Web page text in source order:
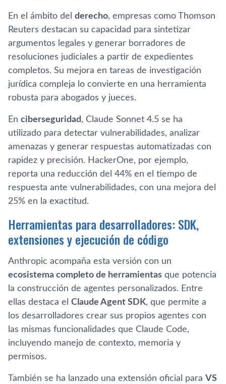
En el ámbito del derecho, empresas como Thomson
Reuters destacan su capacidad para sintetizar
argumentos legales y generar borradores de
resoluciones judiciales a partir de expedientes
completos. Su mejora en tareas de investigación
jurídica compleja lo convierte en una herramienta
robusta para abogados y jueces.
En ciberseguridad, Claude Sonnet 4.5 se ha
utilizado para detectar vulnerabilidades, analizar
amenazas y generar respuestas automatizadas con
rapidez y precisión. HackerOne, por ejemplo,
reporta una reducción del 44% en el tiempo de
respuesta ante vulnerabilidades, con una mejora del
25% en la exactitud.
Herramientas para desarrolladores: SDK,
extensiones y ejecución de código
Anthropic acompaña esta versión con un
ecosistema completo de herramientas que potencia
la construcción de agentes personalizados. Entre
ellas destaca el Claude Agent SDK, que permite a
los desarrolladores crear sus propios agentes con
las mismas funcionalidades que Claude Code,
incluyendo manejo de contexto, memoria y
permisos.
También se ha lanzado una extensión oficial para VS